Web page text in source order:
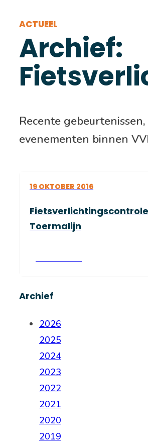
ACTUEEL
Archief:
Recente
evenementen binnen
19 OKTOBER 2016
Fietsverlichtingscontrole
Toermalijn
Archief
2026
2025
2024
2023
2022
2021
2020
2019